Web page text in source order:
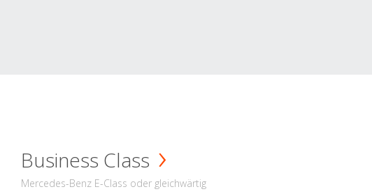
Business Class
Mercedes-Benz E-Class oder gleichwärtig